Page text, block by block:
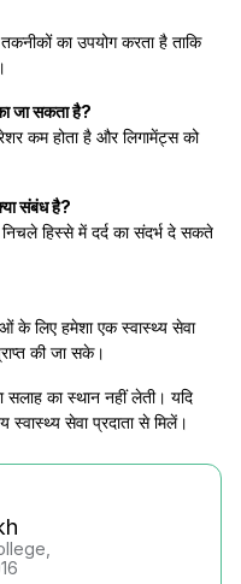
का उपयोग करता है ताकि
जा सकता है?
कम होता है और लिगामेंट्स को
संबंध है?
हिस्से में दर्द का संदर्भ दे सकते
के लिए हमेशा एक स्वास्थ्य सेवा
की जा सके।
सलाह का स्थान नहीं लेती। यदि
स्वास्थ्य सेवा प्रदाता से मिलें।